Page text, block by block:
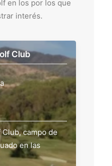
en los por los que
interés.
Club
campo de
en las